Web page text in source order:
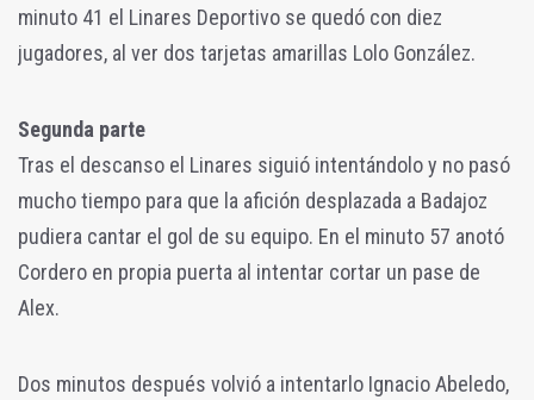
minuto 41 el Linares Deportivo se quedó con diez
jugadores, al ver dos tarjetas amarillas Lolo González.
Segunda parte
Tras el descanso el Linares siguió intentándolo y no pasó
mucho tiempo para que la afición desplazada a Badajoz
pudiera cantar el gol de su equipo. En el minuto 57 anotó
Cordero en propia puerta al intentar cortar un pase de
Alex.
Dos minutos después volvió a intentarlo Ignacio Abeledo,